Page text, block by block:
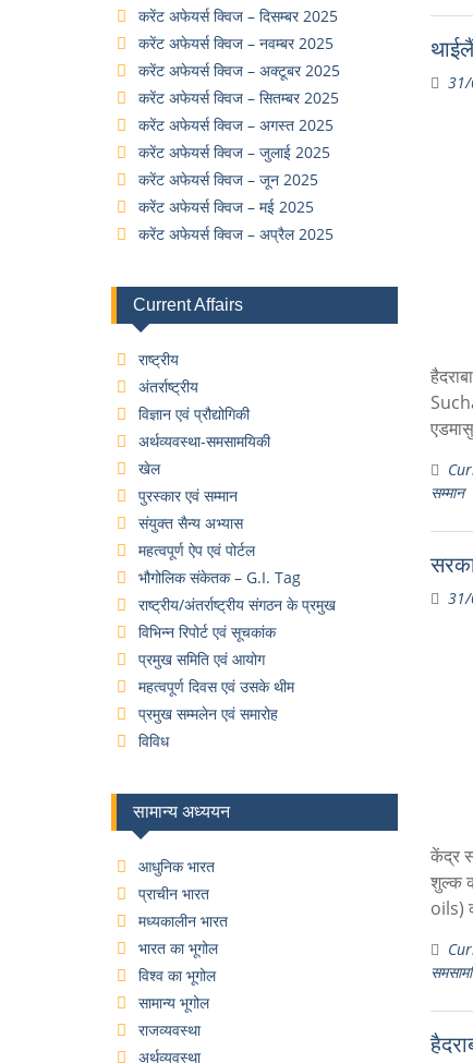
सम्मान
केंद्र
शुल्क
oils)
करेंट अफेयर्स क्विज – दिसम्बर 2025
करेंट अफेयर्स क्विज – नवम्बर 2025
करेंट अफेयर्स क्विज – अक्टूबर 2025
करेंट अफेयर्स क्विज – सितम्बर 2025
करेंट अफेयर्स क्विज – अगस्त 2025
करेंट अफेयर्स क्विज – जुलाई 2025
करेंट अफेयर्स क्विज – जून 2025
करेंट अफेयर्स क्विज – मई 2025
करेंट अफेयर्स क्विज – अप्रैल 2025
Current Affairs
राष्ट्रीय
अंतर्राष्ट्रीय
विज्ञान एवं प्रौद्योगिकी
अर्थव्यवस्था-समसामयिकी
खेल
पुरस्कार एवं सम्मान
संयुक्त सैन्य अभ्यास
महत्वपूर्ण ऐप एवं पोर्टल
भौगोलिक संकेतक – G.I. Tag
राष्ट्रीय/अंतर्राष्ट्रीय संगठन के प्रमुख
विभिन्न रिपोर्ट एवं सूचकांक
प्रमुख समिति एवं आयोग
महत्वपूर्ण दिवस एवं उसके थीम
प्रमुख सम्मलेन एवं समारोह
विविध
सामान्य अध्ययन
आधुनिक भारत
प्राचीन भारत
मध्यकालीन भारत
भारत का भूगोल
विश्व का भूगोल
सामान्य भूगोल
राजव्यवस्था
अर्थव्यवस्था